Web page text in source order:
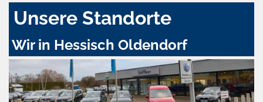
Unsere Standorte
Wir in Hessisch Oldendorf